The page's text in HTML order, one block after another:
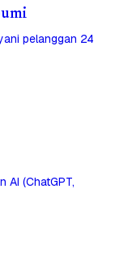
pelanggan 24
AI (ChatGPT,